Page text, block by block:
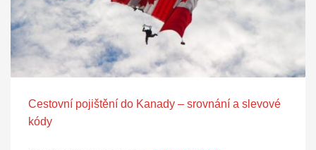
Cestovní pojištění do Kanady – srovnání a slevové
kódy